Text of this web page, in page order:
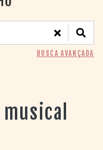
BUSCA AVANÇADA